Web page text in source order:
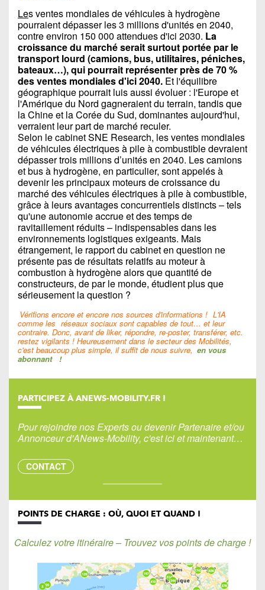
Les ventes mondiales de véhicules à hydrogène
pourraient dépasser les 3 millions d'unités en 2040,
contre environ 150 000 attendues d'ici 2030. La
croissance du marché serait surtout portée par le
transport lourd (camions, bus, utilitaires, péniches,
bateaux…), qui pourrait représenter près de 70 %
des ventes mondiales d'ici 2040. Et l'équilibre
géographique pourrait luis aussi évoluer : l'Europe et
l'Amérique du Nord gagneraient du terrain, tandis que
la Chine et la Corée du Sud, dominantes aujourd'hui,
verraient leur part de marché reculer.
Selon le cabinet SNE Research, les ventes mondiales
de véhicules électriques à pile à combustible devraient
dépasser trois millions d’unités en 2040. Les camions
et bus à hydrogène, en particulier, sont appelés à
devenir les principaux moteurs de croissance du
marché des véhicules électriques à pile à combustible,
grâce à leurs avantages concurrentiels distincts – tels
qu'une autonomie accrue et des temps de
ravitaillement réduits – indispensables dans les
environnements logistiques exigeants. Mais
étrangement, le rapport du cabinet en question ne
présente pas de résultats relatifs au moteur à
combustion à hydrogène alors que quantité de
constructeurs, de par le monde, étudient plus que
sérieusement la question ?
Vérifions encore et encore nos sources d'informations ! L'IA
comme les réseaux sociaux sont capables de tout… et leur
contraire. Donc, avant de liker, répondre, re-poster, transférer, etc.
restez vigilants ! Heureusement dans le secteur des Mobilités,
c'est beaucoup plus simple, il suffit de nous suivre, en vous
abonnant !
PARTICIPEZ À ANEWS-MOBILITY.FR !
Pour rejoindre nos Experts ou devenir Partenaire et/ou
Annonceur d'ANews-Mobility, c'est ici et maintenant…
CONTACT
POINTS DE CHARGE : OÙ, QUOI ET QUAND !
Calculez votre itinéraire – Trouvez vos points de charge !